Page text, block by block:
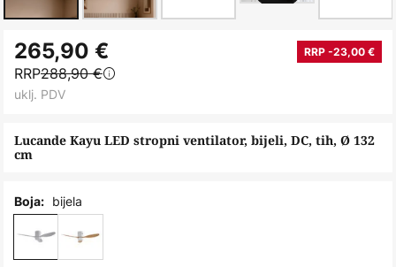
to
the
beginning
the
images
Lucande Kayu LED stropni ventilator, bijeli, DC, tih, Ø 132
cm
265,90 € RRP -23,00 €
RRP288,90 €
uklj. PDV
Boja: bijela